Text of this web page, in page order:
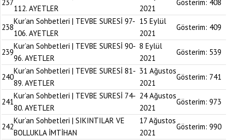
237
112. AYETLER
2021
Gösterim: 408
238
Kur’an Sohbetleri | TEVBE SURESİ 97-
106. AYETLER
15 Eylül
2021
Gösterim: 409
239
Kur’an Sohbetleri | TEVBE SURESİ 90-
96. AYETLER
8 Eylül
2021
Gösterim: 539
240
Kur’an Sohbetleri | TEVBE SURESİ 81-
89. AYETLER
31 Ağustos
2021
Gösterim: 741
241
Kur’an Sohbetleri | TEVBE SURESİ 74-
80. AYETLER
24 Ağustos
2021
Gösterim: 973
242
Kur’an Sohbetleri | SIKINTILAR VE
BOLLUKLA İMTİHAN
17 Ağustos
2021
Gösterim: 990